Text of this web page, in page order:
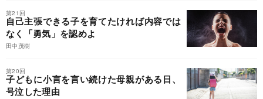
第21回
自己主張できる子を育てたければ内容では
なく「勇気」を認めよ
田中茂樹
第20回
子どもに小言を言い続けた母親がある日、
号泣した理由